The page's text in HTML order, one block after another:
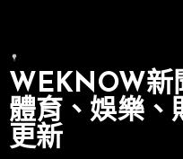
WEKNOW新
體育、娛樂、
更新